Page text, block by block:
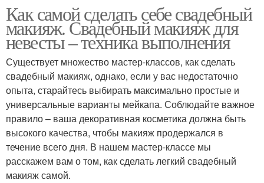
Как самой сделать себе свадебный
макияж. Свадебный макияж для
невесты – техника выполнения
Существует множество мастер-классов, как сделать
свадебный макияж, однако, если у вас недостаточно
опыта, старайтесь выбирать максимально простые и
универсальные варианты мейкапа. Соблюдайте важное
правило – ваша декоративная косметика должна быть
высокого качества, чтобы макияж продержался в
течение всего дня. В нашем мастер-классе мы
расскажем вам о том, как сделать легкий свадебный
макияж самой.